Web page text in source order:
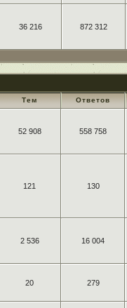
36 216 872 312
Тем Ответов
52 908 558 758
121 130
2 536 16 004
20 279